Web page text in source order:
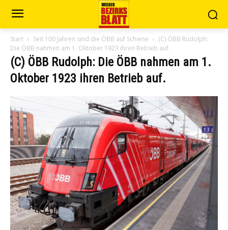
Start Seit 100 Jahren sind die ÖBB auf Schiene
(C) ÖBB Rudolph:
Die ÖBB nahmen am 1. Oktober 1923 ihren Betrieb auf.
(C) ÖBB Rudolph: Die ÖBB nahmen am 1.
Oktober 1923 ihren Betrieb auf.